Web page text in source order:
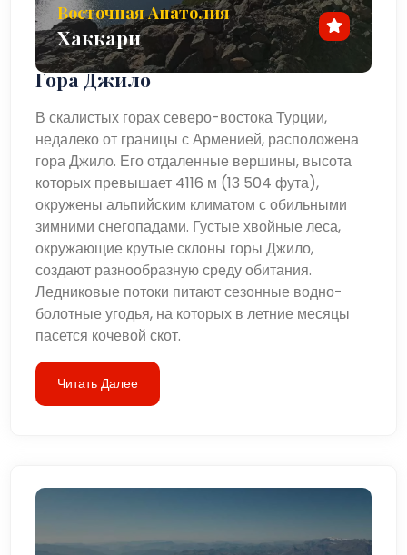
Восточная Анатолия
Хаккари
Гора Джило
В скалистых горах северо-востока Турции,
недалеко от границы с Арменией, расположена
гора Джило. Его отдаленные вершины, высота
которых превышает 4116 м (13 504 фута),
окружены альпийским климатом с обильными
зимними снегопадами. Густые хвойные леса,
окружающие крутые склоны горы Джило,
создают разнообразную среду обитания.
Ледниковые потоки питают сезонные водно-
болотные угодья, на которых в летние месяцы
пасется кочевой скот.
Читать Далее